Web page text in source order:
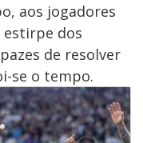
aos jogadores
estirpe dos
de resolver
se o tempo.